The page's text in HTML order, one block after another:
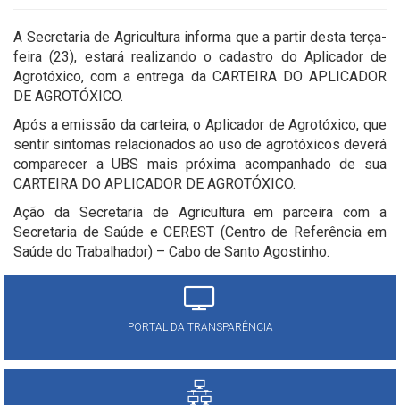
A Secretaria de Agricultura informa que a partir desta terça-
feira (23), estará realizando o cadastro do Aplicador de
Agrotóxico, com a entrega da CARTEIRA DO APLICADOR
DE AGROTÓXICO.
Após a emissão da carteira, o Aplicador de Agrotóxico, que
sentir sintomas relacionados ao uso de agrotóxicos deverá
comparecer a UBS mais próxima acompanhado de sua
CARTEIRA DO APLICADOR DE AGROTÓXICO.
Ação da Secretaria de Agricultura em parceira com a
Secretaria de Saúde e CEREST (Centro de Referência em
Saúde do Trabalhador) – Cabo de Santo Agostinho.
PORTAL DA TRANSPARÊNCIA